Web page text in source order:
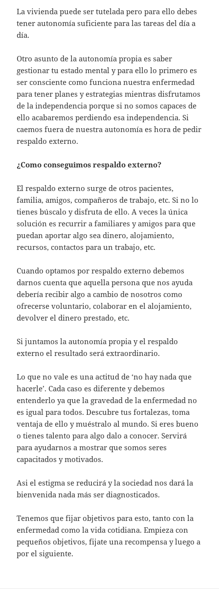
La vivienda puede ser tutelada pero para ello debes
tener autonomía suficiente para las tareas del día a
día.
Otro asunto de la autonomía propia es saber
gestionar tu estado mental y para ello lo primero es
ser consciente como funciona nuestra enfermedad
para tener planes y estrategias mientras disfrutamos
de la independencia porque si no somos capaces de
ello acabaremos perdiendo esa independencia. Si
caemos fuera de nuestra autonomía es hora de pedir
respaldo externo.
¿Como conseguimos respaldo externo?
El respaldo externo surge de otros pacientes,
familia, amigos, compañeros de trabajo, etc. Si no lo
tienes búscalo y disfruta de ello. A veces la única
solución es recurrir a familiares y amigos para que
puedan aportar algo sea dinero, alojamiento,
recursos, contactos para un trabajo, etc.
Cuando optamos por respaldo externo debemos
darnos cuenta que aquella persona que nos ayuda
debería recibir algo a cambio de nosotros como
ofrecerse voluntario, colaborar en el alojamiento,
devolver el dinero prestado, etc.
Si juntamos la autonomía propia y el respaldo
externo el resultado será extraordinario.
Lo que no vale es una actitud de ‘no hay nada que
hacerle’. Cada caso es diferente y debemos
entenderlo ya que la gravedad de la enfermedad no
es igual para todos. Descubre tus fortalezas, toma
ventaja de ello y muéstralo al mundo. Si eres bueno
o tienes talento para algo dalo a conocer. Servirá
para ayudarnos a mostrar que somos seres
capacitados y motivados.
Asi el estigma se reducirá y la sociedad nos dará la
bienvenida nada más ser diagnosticados.
Tenemos que fijar objetivos para esto, tanto con la
enfermedad como la vida cotidiana. Empieza con
pequeños objetivos, fijate una recompensa y luego a
por el siguiente.